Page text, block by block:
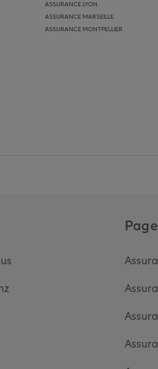
ASSURANCE LYON
ASSURANCE MARSEILLE
ASSURANCE MONTPELLIER